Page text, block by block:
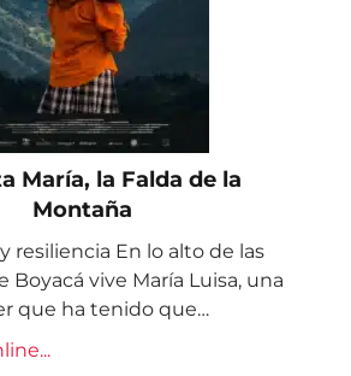
María, la Falda de la
Montaña
resiliencia En lo alto de las
Boyacá vive María Luisa, una
que ha tenido que…